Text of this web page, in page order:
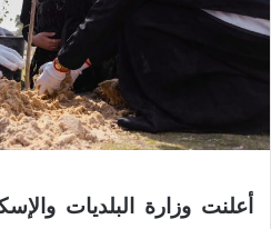
أعلنت وزارة البلديات